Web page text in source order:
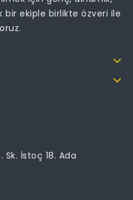
bir ekiple birlikte özveri ile
İstoç 18. Ada